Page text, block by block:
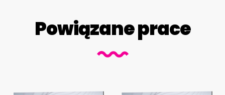
Powiązane prace